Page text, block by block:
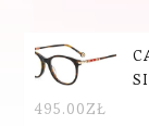
495.00ZŁ